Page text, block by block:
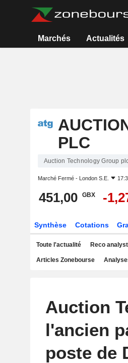
Marchés Actualités
PLC
Auction Technology Group
Marché Fermé - London S.E.
451,00 GBX -
Synthèse Cotations
Toute l'actualité Reco
Articles Zonebourse
Auction
l'ancien
poste de